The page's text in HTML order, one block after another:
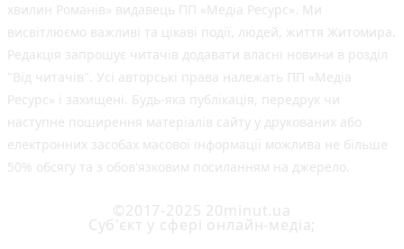
хвилин Романів» видавець ПП «Медіа Ресурс». Ми
висвітлюємо важливі та цікаві події, людей, життя Житомира.
Редакція запрошує читачів додавати власні новини в розділ
"Від читачів". Усі авторські права належать ПП «Медіа
Ресурс» і захищені. Будь-яка публiкацiя, передрук чи
наступне поширення матеріалів сайту у друкованих або
електронних засобах масової інформації можлива не більше
50% обсягу та з обов'язковим посиланням на джерело.
©2017-2025 20minut.ua
Cуб'єкт у сфері онлайн-медіа;